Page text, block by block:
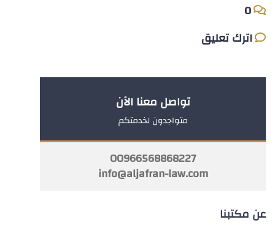
0
اترك تعليق
تواصل معنا الآن
متواجدون لخدمتكم
00966568868227
info@aljafran-law.com
عن مكتبنا